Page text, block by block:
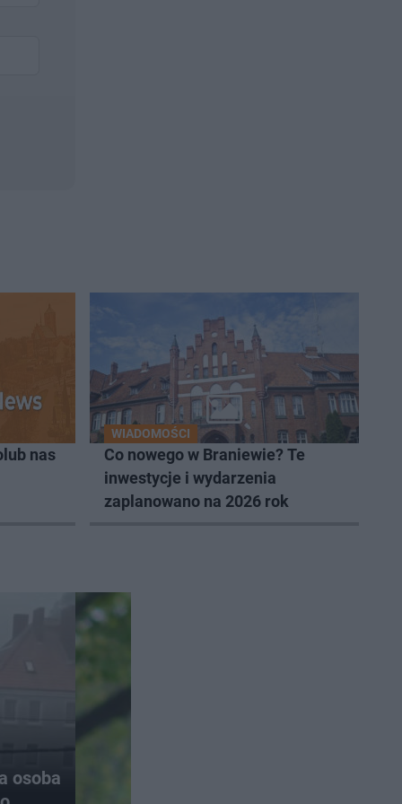
nas
WIADOMOŚCI
Co nowego w Braniewie? Te
inwestycje i wydarzenia
zaplanowano na 2026 rok
osoba